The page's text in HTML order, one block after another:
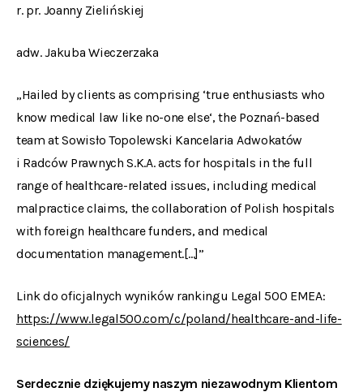
r. pr. Joanny Zielińskiej
adw. Jakuba Wieczerzaka
„Hailed by clients as comprising ‘true enthusiasts who
know medical law like no-one else‘, the Poznań-based
team at Sowisło Topolewski Kancelaria Adwokatów
i Radców Prawnych S.K.A. acts for hospitals in the full
range of healthcare-related issues, including medical
malpractice claims, the collaboration of Polish hospitals
with foreign healthcare funders, and medical
documentation management.[…]”
Link do oficjalnych wyników rankingu Legal 500 EMEA:
https://www.legal500.com/c/poland/healthcare-and-life-
sciences/
Serdecznie dziękujemy naszym niezawodnym Klientom